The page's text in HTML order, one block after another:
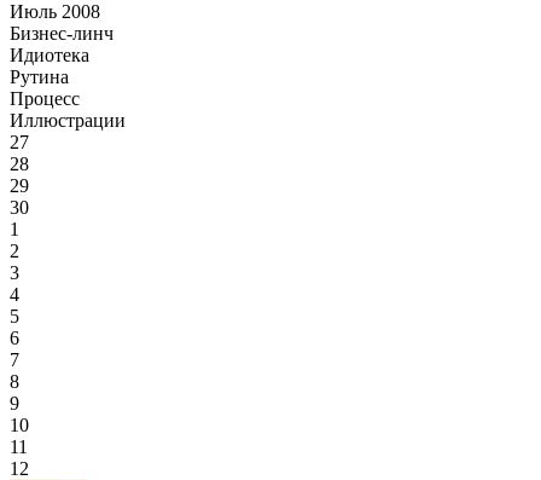
Июль 2008
Бизнес-линч
Идиотека
Рутина
Процесс
Иллюстрации
27
28
29
30
1
2
3
4
5
6
7
8
9
10
11
12